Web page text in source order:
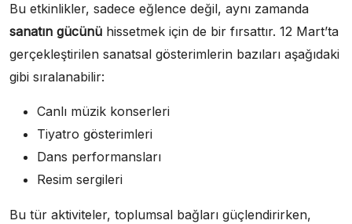
Bu etkinlikler, sadece eğlence değil, aynı zamanda
sanatın gücünü hissetmek için de bir fırsattır. 12 Mart’ta
gerçekleştirilen sanatsal gösterimlerin bazıları aşağıdaki
gibi sıralanabilir:
Canlı müzik konserleri
Tiyatro gösterimleri
Dans performansları
Resim sergileri
Bu tür aktiviteler, toplumsal bağları güçlendirirken,